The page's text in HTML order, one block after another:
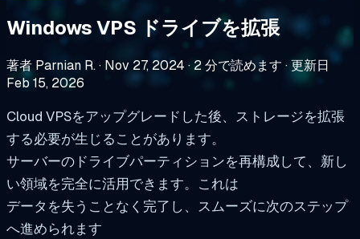
Windows VPS ドライブを拡張
著者 Parnian R.· Nov 27, 2024 · 2 分で読めます ·更新日
Feb 15, 2026
Cloud VPSをアップグレードした後、ストレージを拡張
する必要が生じることがあります。
サーバーのドライブパーティションを再構成して、新し
い領域を完全に活用できます。これは
データを失うことなく完了し、スムーズに次のステップ
へ進められます